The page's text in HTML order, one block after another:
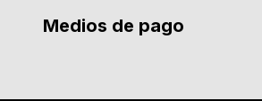
Medios de pago